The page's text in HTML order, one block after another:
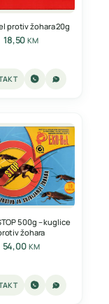
protiv žohara 20g
18,50KM
500g – kuglice
žohara
54,00 KM